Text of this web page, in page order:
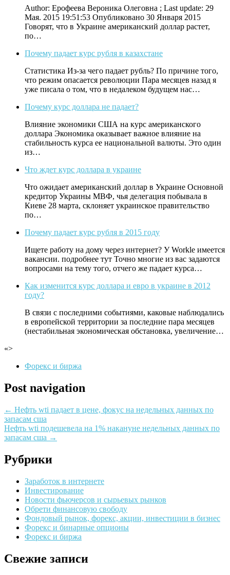
Author: Ерофеевa Вероника Олеговна ; Last update: 29
Мая. 2015 19:51:53 Опубликовано 30 Января 2015
Говорят, что в Украине американский доллар растет,
по…
Почему падает курс рубля в казахстане
Статистика Из-за чего падает рубль? По причине того,
что режим опасается революции Пара месяцев назад я
уже писала о том, что в недалеком будущем нас…
Почему курс доллара не падает?
Влияние экономики США на курс американского
доллара Экономика оказывает важное влияние на
стабильность курса ее национальной валюты. Это один
из…
Что ждет курс доллара в украине
Что ожидает американский доллар в Украине Основной
кредитор Украины МВФ, чья делегация побывала в
Киеве 28 марта, склоняет украинское правительство
по…
Почему падает курс рубля в 2015 году
Ищете работу на дому через интернет? У Workle имеется
вакансии. подробнее тут Точно многие из вас задаются
вопросами на тему того, отчего же падает курса…
Как изменится курс доллара и евро в украине в 2012
году?
В связи с последними событиями, каковые наблюдались
в европейской территории за последние пара месяцев
(нестабильная экономическая обстановка, увеличение…
«>
Форекс и биржа
Post navigation
← Нефть wti падает в цене, фокус на недельных данных по
запасам сша
Нефть wti подешевела на 1% накануне недельных данных по
запасам сша →
Рубрики
Заработок в интернете
Инвестирование
Новости фьючерсов и сырьевых рынков
Обрети финансовую свободу
Фондовый рынок, форекс, акции, инвестиции в бизнес
Форекс и бинарные опционы
Форекс и биржа
Свежие записи